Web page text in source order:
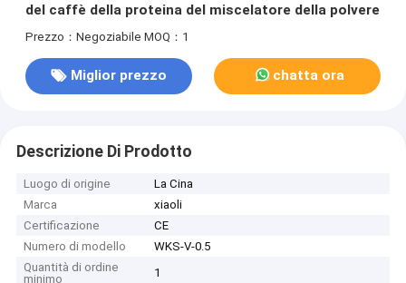
del caffè della proteina del miscelatore della polvere
Prezzo：Negoziabile MOQ：1
Miglior prezzo chatta ora
Descrizione Di Prodotto
Luogo di origine
La Cina
Marca
xiaoli
Certificazione
CE
Numero di modello
WKS-V-0.5
Quantità di ordine
minimo
1